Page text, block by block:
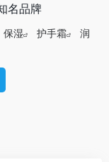
名品牌
保湿 护手霜
润